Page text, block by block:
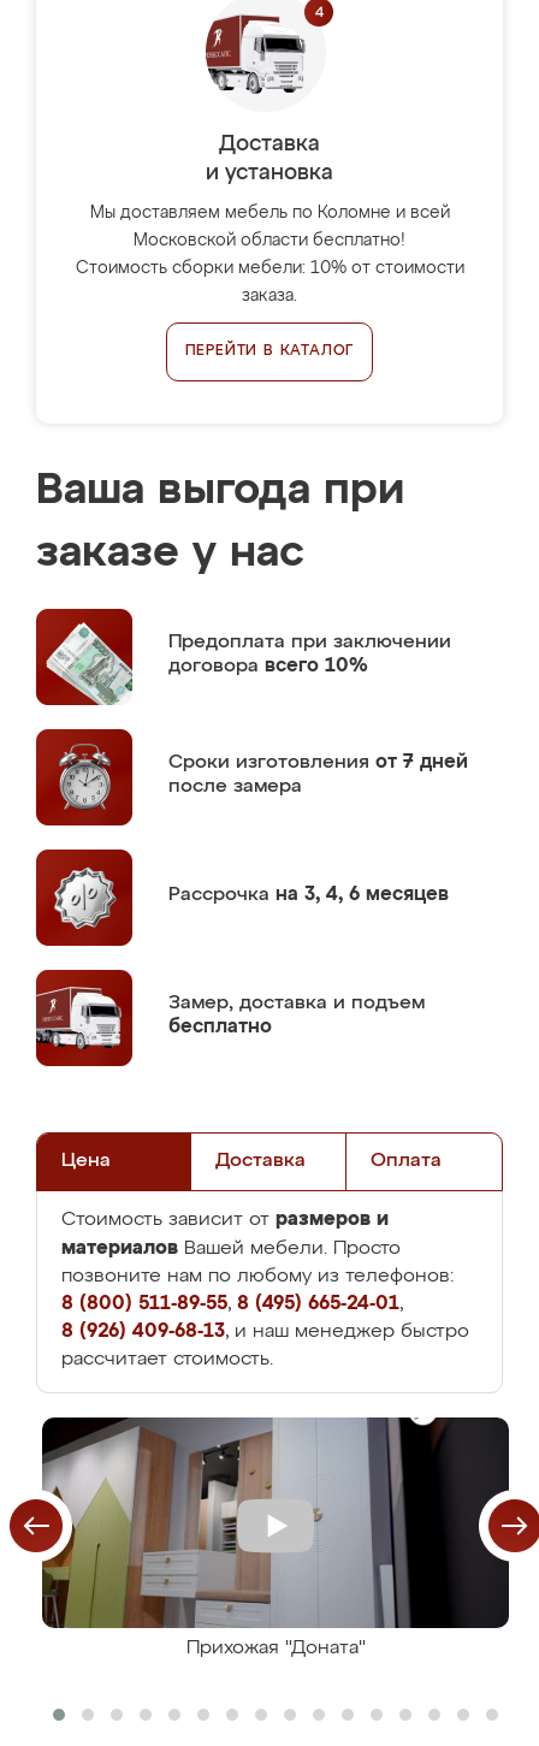
Доставка
и установка
Мы доставляем мебель по Коломне и всей
Московской области бесплатно!
Стоимость сборки мебели: 10% от стоимости
заказа.
ПЕРЕЙТИ В КАТАЛОГ
Ваша выгода при
заказе у нас
Предоплата при заключении
договора всего 10%
Сроки изготовления от 7 дней
после замера
Рассрочка на 3, 4, 6 месяцев
Замер, доставка и подъем
бесплатно
Цена Доставка Оплата
Стоимость зависит от размеров и
материалов Вашей мебели. Просто
позвоните нам по любому из телефонов:
8 (800) 511-89-55, 8 (495) 665-24-01,
8 (926) 409-68-13, и наш менеджер быстро
рассчитает стоимость.
Прихожая "Доната"